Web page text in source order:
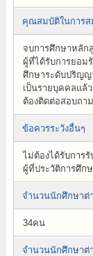
คุณสมบัติในการส
จบการศึกษาหลั
ผู้ที่ได้รับการยอม
ศึกษาระดับปริญญ
เป็นรายบุคคลแล้
ต้องติดต่อสอบถา
ข้อควรระวังอื่นๆ
ไม่ต้องได้รับการ
ผู้ที่ประวัติการศึก
จำนวนนักศึกษาต่
34คน
จำนวนนักศึกษาต่